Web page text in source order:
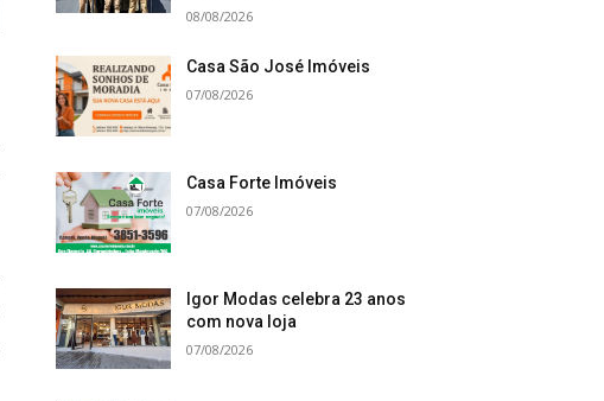
08/08/2026
Casa São José Imóveis
07/08/2026
Casa Forte Imóveis
07/08/2026
Igor Modas celebra 23 anos
com nova loja
07/08/2026